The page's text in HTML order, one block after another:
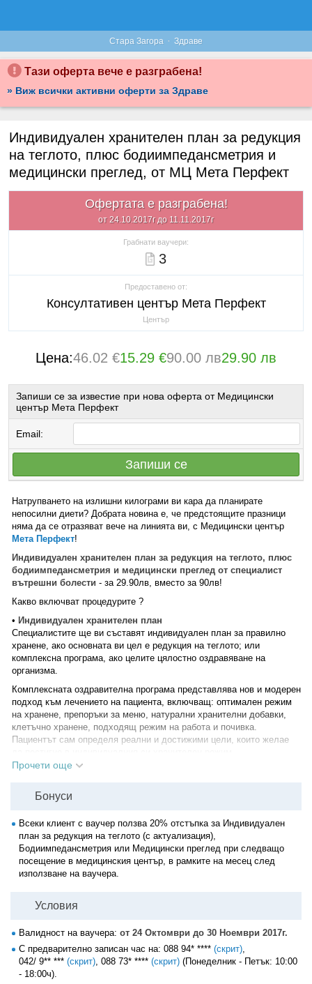
Стара Загора · Здраве
Тази оферта вече е разграбена!
» Виж всички активни оферти за Здраве
Индивидуален хранителен план за редукция
на теглото, плюс бодиимпедансметрия и
медицински преглед, от МЦ Мета Перфект
Офертата е разграбена!
от 24.10.2017г до 11.11.2017г
Грабнати ваучери:
3
Предоставено от:
Консултативен център Мета Перфект
Център
Цена:46.02 €15.29 €90.00 лв29.90 лв
Запиши се за известие при нова оферта от Медицински
център Мета Перфект
Email:
Запиши се
Натрупването на излишни килограми ви кара да планирате
непосилни диети? Добрата новина е, че предстоящите празници
няма да се отразяват вече на линията ви, с Медицински център
Мета Перфект!
Индивидуален хранителен план за редукция на теглото, плюс
бодиимпедансметрия и медицински преглед от специалист
вътрешни болести - за 29.90лв, вместо за 90лв!
Какво включват процедурите ?
• Индивидуален хранителен план
Специалистите ще ви съставят индивидуален план за правилно
хранене, ако основната ви цел е редукция на теглото; или
комплексна програма, ако целите цялостно оздравяване на
организма.
Комплексната оздравителна програма представлява нов и модерен
подход към лечението на пациента, включващ: оптимален режим
на хранене, препоръки за меню, натурални хранителни добавки,
клетъчно хранене, подходящ режим на работа и почивка.
Пациентът сам определя реални и достижими цели, които желае
Индивидуалният план за редукция на теглото може да бъде
колит, заболявания на черния дроб, бъбречни заболявания, диабет,
заболявания, подагра, анемия, алергии, повишен холестерол и
триглицериди, псориазис и други, след представяне на
изследвания, доказващи диагнозата. Индивидуалният план се
получава в устна форма.
Бодиимпедансметрия- електронен метод за изследване на
установява:
- отчитане на телесната мазнина;
- отчитане на съдържанието на вода в организма;
- отчитане на вътрешната мастна тъкан на степени (висцерални
мазнини);
- основна метаболитна обмяна;
Прочети още
Бонуси
Всеки клиент с ваучер ползва 20% отстъпка за Индивидуален
план за редукция на теглото (с актуализация),
Бодиимпедансметрия или Медицински преглед при следващо
посещение в медицинския център, в рамките на месец след
използване на ваучера.
Условия
Валидност на ваучера: от 24 Октомври до 30 Ноември 2017г.
С предварително записан час на: 088 94* **** (скрит),
042/ 9** *** (скрит), 088 73* **** (скрит) (Понеделник - Петък: 10:00
- 18:00ч).